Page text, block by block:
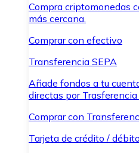
Compra criptomonedas
más cercana.
Comprar con efectivo
Transferencia SEPA
Añade fondos a tu
directas por
Comprar con
Tarjeta de crédito / débito